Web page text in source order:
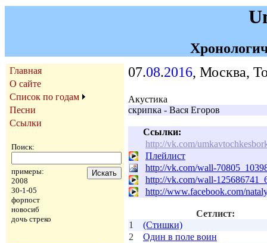
Главная
О сайте
Список по годам
Песни
Ссылки
Поиск:
примеры:
2008
30-1-05
форпост
новосиб
дочь стреко
07.08.2016, Москва,
Акустика
скрипка - Вася Егоров
Ссылки:
http://vk.com/
Плейлист
http://vk.com/wall-
http://vk.com/wall-
http://www.facebook.com/
Сетлист:
1
(Стишки)
2
Один в поле воин